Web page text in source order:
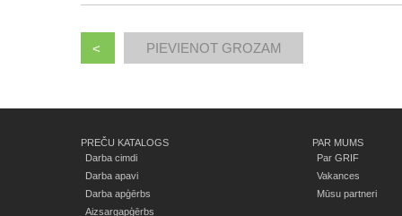
<
PREČU KATALOGS
Darba cimdi
Darba apavi
Darba apģērbs
Aizsargapģērbs
PAR MUMS
Par GRIF
Vakances
Mūsu partneri